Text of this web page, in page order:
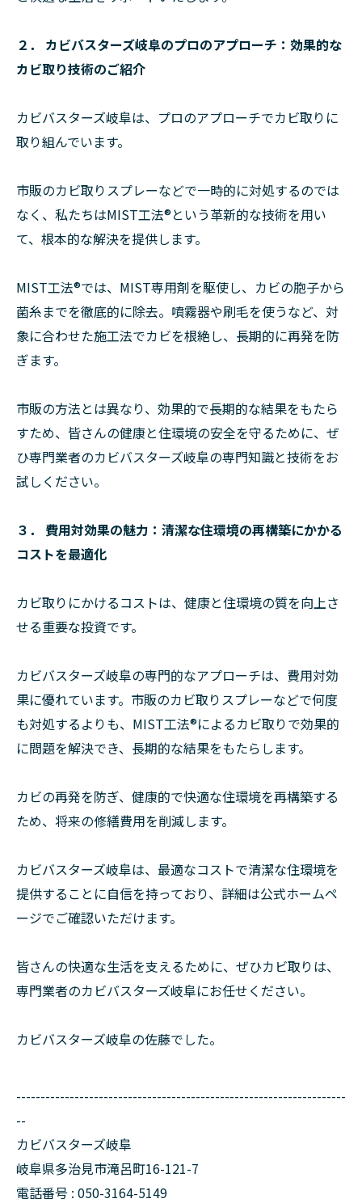
２． カビバスターズ岐阜のプロのアプローチ：効果的な
カビ取り技術のご紹介
カビバスターズ岐阜は、プロのアプローチでカビ取りに
取り組んでいます。
市販のカビ取りスプレーなどで一時的に対処するのでは
なく、私たちはMIST工法®という革新的な技術を用い
て、根本的な解決を提供します。
MIST工法®では、MIST専用剤を駆使し、カビの胞子から
菌糸までを徹底的に除去。噴霧器や刷毛を使うなど、対
象に合わせた施工法でカビを根絶し、長期的に再発を防
ぎます。
市販の方法とは異なり、効果的で長期的な結果をもたら
すため、皆さんの健康と住環境の安全を守るために、ぜ
ひ専門業者のカビバスターズ岐阜の専門知識と技術をお
試しください。
３． 費用対効果の魅力：清潔な住環境の再構築にかかる
コストを最適化
カビ取りにかけるコストは、健康と住環境の質を向上さ
せる重要な投資です。
カビバスターズ岐阜の専門的なアプローチは、費用対効
果に優れています。市販のカビ取りスプレーなどで何度
も対処するよりも、MIST工法®によるカビ取りで効果的
に問題を解決でき、長期的な結果をもたらします。
カビの再発を防ぎ、健康的で快適な住環境を再構築する
ため、将来の修繕費用を削減します。
カビバスターズ岐阜は、最適なコストで清潔な住環境を
提供することに自信を持っており、詳細は公式ホームペ
ージでご確認いただけます。
皆さんの快適な生活を支えるために、ぜひカビ取りは、
専門業者のカビバスターズ岐阜にお任せください。
カビバスターズ岐阜の佐藤でした。
--------------------------------------------------------------------
--
カビバスターズ岐阜
岐阜県多治見市滝呂町16-121-7
電話番号 : 050-3164-5149